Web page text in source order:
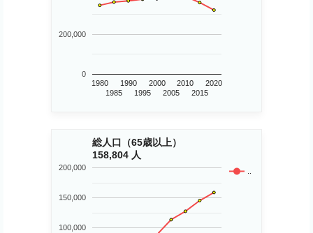
1980
1985
1990
1995
2000
2005
2010
2015
2020
0
200,000
総人口（65歳以上）
158,804 人
..
100,000
150,000
200,000